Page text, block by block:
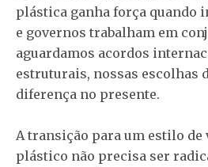
plástica ganha força quando
e governos trabalham em
aguardamos acordos
estruturais, nossas escolhas
diferença no presente.
A transição para um estilo de
plástico não precisa ser